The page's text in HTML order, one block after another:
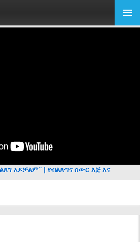
አይቻልም” | የብልጽግና ስውር እጅ እና